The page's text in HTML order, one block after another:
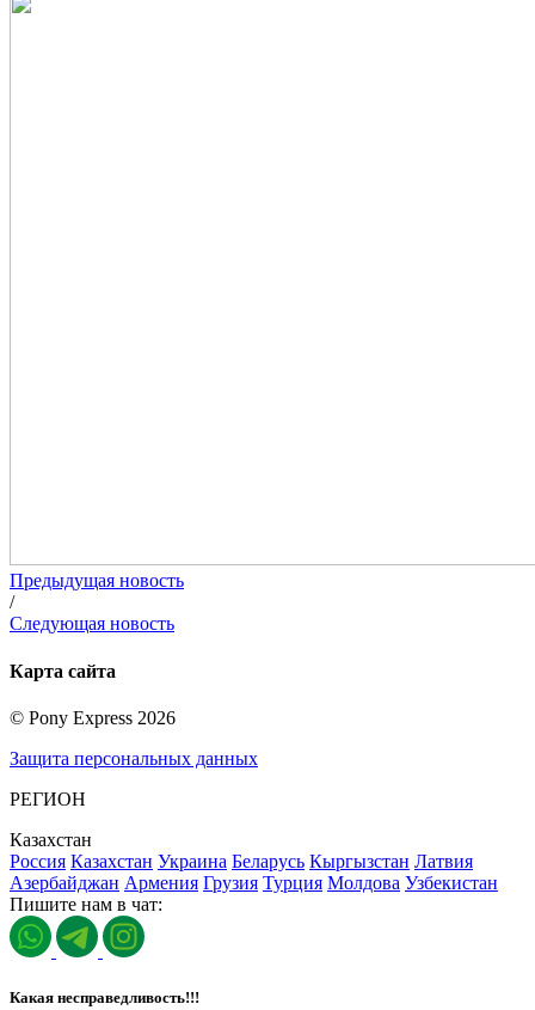
Предыдущая новость
/
Следующая новость
Карта сайта
© Pony Express 2026
Защита персональных данных
РЕГИОН
Казахстан
Россия Казахстан Украина Беларусь Кыргызстан Латвия
Азербайджан Армения Грузия Турция Молдова Узбекистан
Пишите нам в чат:
Какая несправедливость!!!